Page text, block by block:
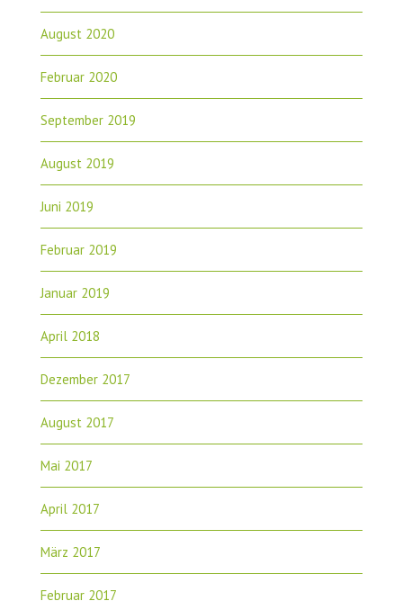
August 2020
Februar 2020
September 2019
August 2019
Juni 2019
Februar 2019
Januar 2019
April 2018
Dezember 2017
August 2017
Mai 2017
April 2017
März 2017
Februar 2017